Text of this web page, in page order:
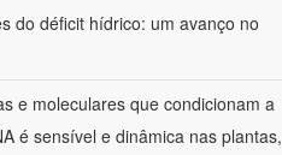
do déficit hídrico: um avanço no
e moleculares que condicionam a
é sensível e dinâmica nas plantas,